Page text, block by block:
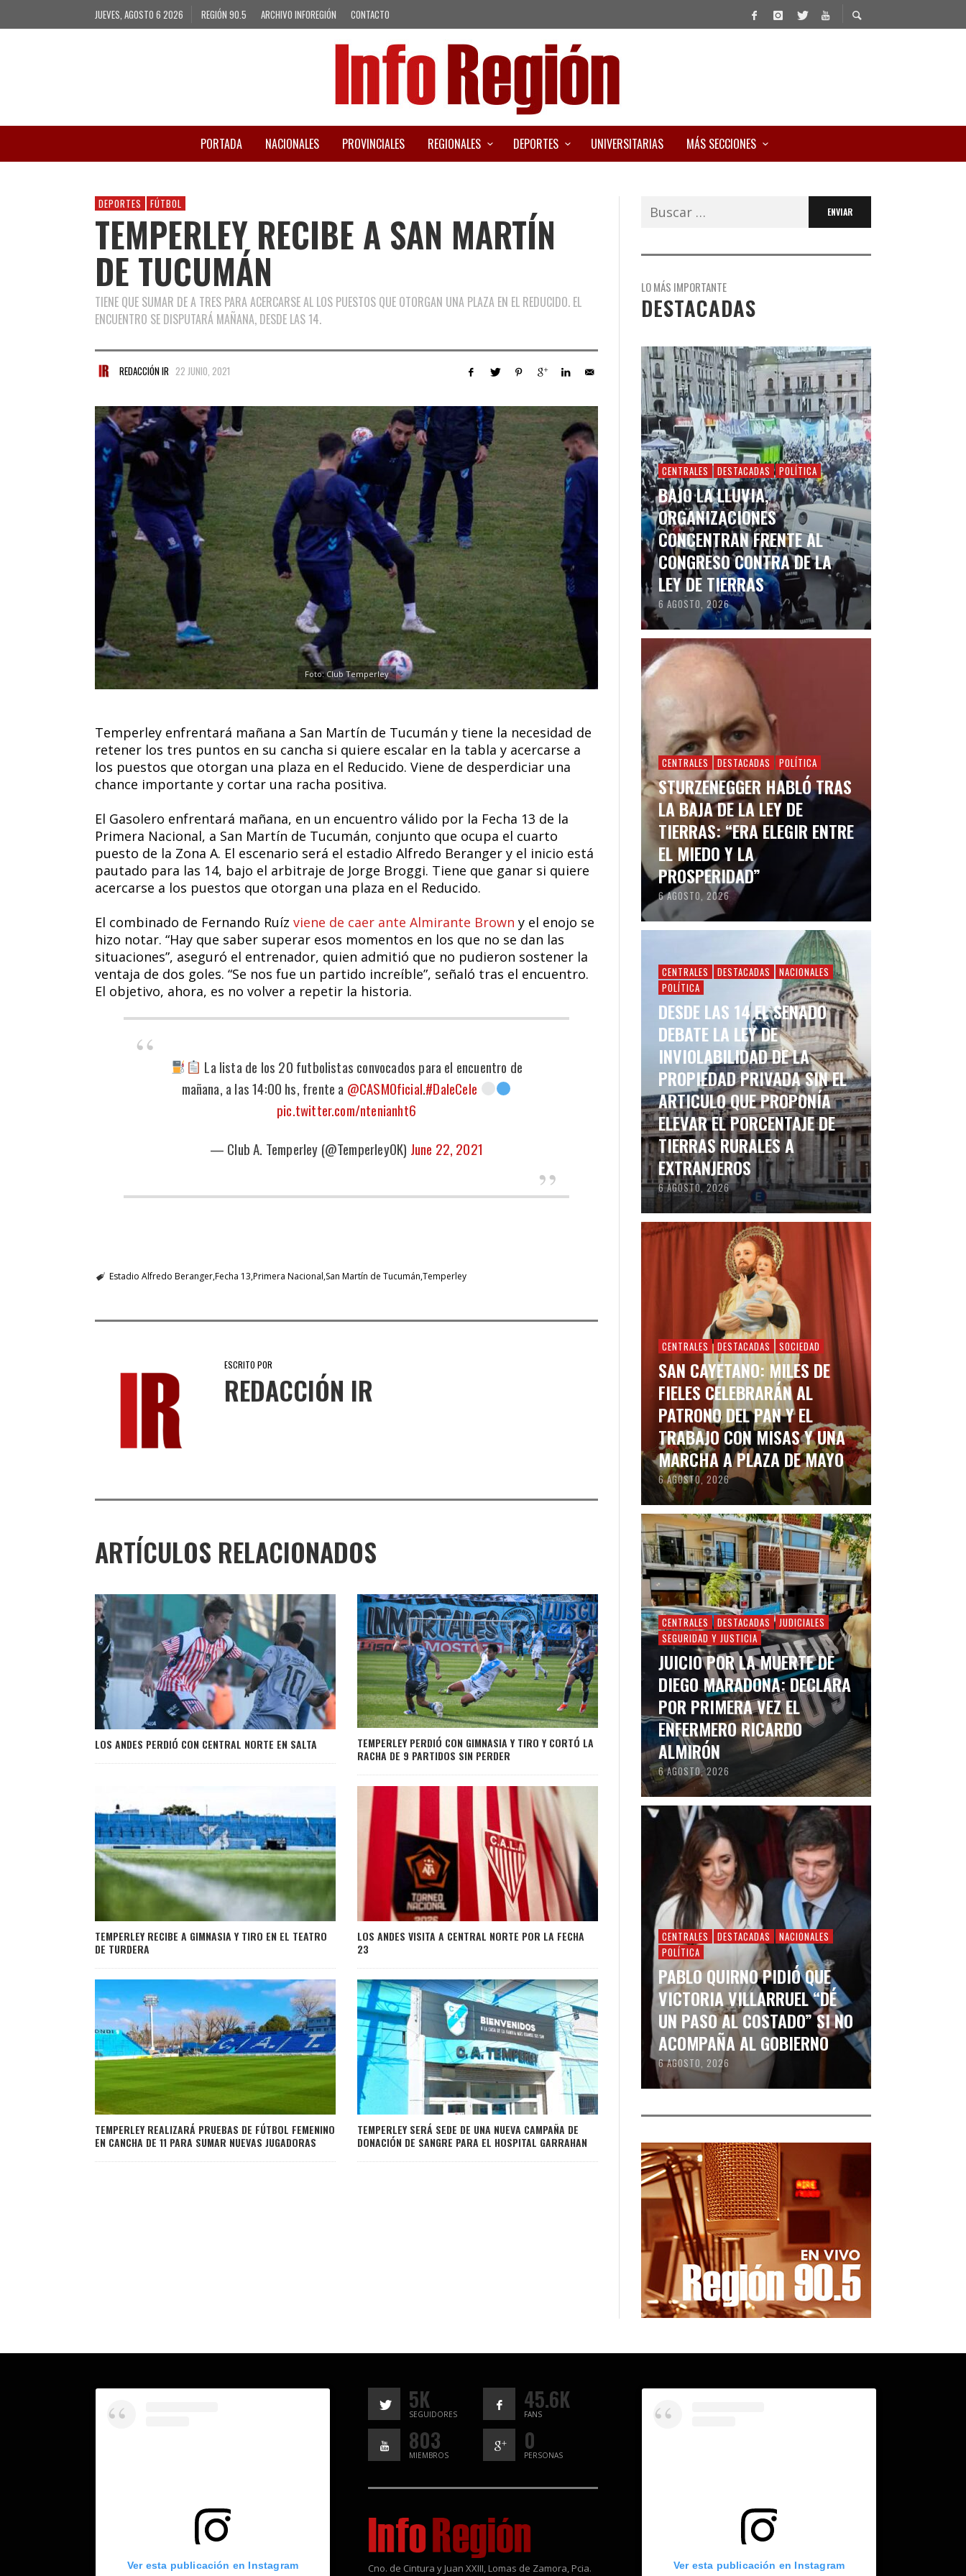
JUEVES, AGOSTO 6 2026 REGIÓN 90.5 ARCHIVO INFOREGIÓN CONTACTO
PORTADA NACIONALES PROVINCIALES REGIONALES DEPORTES UNIVERSITARIAS MÁS SECCIONES
DEPORTES FÚTBOL
TEMPERLEY RECIBE A SAN MARTÍN
DE TUCUMÁN
TIENE QUE SUMAR DE A TRES PARA ACERCARSE AL LOS PUESTOS QUE OTORGAN UNA PLAZA EN EL REDUCIDO. EL
ENCUENTRO SE DISPUTARÁ MAÑANA, DESDE LAS 14.
REDACCIÓN IR 22 JUNIO, 2021
Foto: Club Temperley
Temperley enfrentará mañana a San Martín de Tucumán y tiene la necesidad de
retener los tres puntos en su cancha si quiere escalar en la tabla y acercarse a
los puestos que otorgan una plaza en el Reducido. Viene de desperdiciar una
chance importante y cortar una racha positiva.
El Gasolero enfrentará mañana, en un encuentro válido por la Fecha 13 de la
Primera Nacional, a San Martín de Tucumán, conjunto que ocupa el cuarto
puesto de la Zona A. El escenario será el estadio Alfredo Beranger y el inicio está
pautado para las 14, bajo el arbitraje de Jorge Broggi. Tiene que ganar si quiere
acercarse a los puestos que otorgan una plaza en el Reducido.
El combinado de Fernando Ruíz viene de caer ante Almirante Brown y el enojo se
hizo notar. “Hay que saber superar esos momentos en los que no se dan las
situaciones”, aseguró el entrenador, quien admitió que no pudieron sostener la
ventaja de dos goles. “Se nos fue un partido increíble”, señaló tras el encuentro.
El objetivo, ahora, es no volver a repetir la historia.
La lista de los 20 futbolistas convocados para el encuentro de
mañana, a las 14:00 hs, frente a @CASMOficial.#DaleCele
pic.twitter.com/ntenianht6
— Club A. Temperley (@TemperleyOK) June 22, 2021
Estadio Alfredo BerangerFecha 13 Primera Nacional San Martín de Tucumán Temperley
ESCRITO POR
REDACCIÓN IR
ARTÍCULOS RELACIONADOS
LOS ANDES PERDIÓ CON CENTRAL NORTE EN SALTA
TEMPERLEY PERDIÓ CON GIMNASIA Y TIRO Y CORTÓ LA
RACHA DE 9 PARTIDOS SIN PERDER
TEMPERLEY RECIBE A GIMNASIA Y TIRO EN EL TEATRO
DE TURDERA
LOS ANDES VISITA A CENTRAL NORTE POR LA FECHA
23
TEMPERLEY REALIZARÁ PRUEBAS DE FÚTBOL FEMENINO
EN CANCHA DE 11 PARA SUMAR NUEVAS JUGADORAS
TEMPERLEY SERÁ SEDE DE UNA NUEVA CAMPAÑA DE
DONACIÓN DE SANGRE PARA EL HOSPITAL GARRAHAN
Buscar:
LO MÁS IMPORTANTE
DESTACADAS
CENTRALES DESTACADAS POLÍTICA
BAJO LA LLUVIA,
ORGANIZACIONES
CONCENTRAN FRENTE AL
CONGRESO CONTRA DE LA
LEY DE TIERRAS
6 AGOSTO, 2026
CENTRALES DESTACADAS POLÍTICA
STURZENEGGER HABLÓ TRAS
LA BAJA DE LA LEY DE
TIERRAS: “ERA ELEGIR ENTRE
EL MIEDO Y LA
PROSPERIDAD”
6 AGOSTO, 2026
CENTRALES DESTACADAS
NACIONALES
POLÍTICA
DESDE LAS 14 EL SENADO
DEBATE LA LEY DE
INVIOLABILIDAD DE LA
PROPIEDAD PRIVADA SIN EL
ARTICULO QUE PROPONÍA
ELEVAR EL PORCENTAJE DE
TIERRAS RURALES A
EXTRANJEROS
6 AGOSTO, 2026
CENTRALES DESTACADAS SOCIEDAD
SAN CAYETANO: MILES DE
FIELES CELEBRARÁN AL
PATRONO DEL PAN Y EL
TRABAJO CON MISAS Y UNA
MARCHA A PLAZA DE MAYO
6 AGOSTO, 2026
CENTRALES DESTACADAS
JUDICIALES
SEGURIDAD Y JUSTICIA
JUICIO POR LA MUERTE DE
DIEGO MARADONA: DECLARA
POR PRIMERA VEZ EL
ENFERMERO RICARDO
ALMIRÓN
6 AGOSTO, 2026
CENTRALES DESTACADAS
NACIONALES
POLÍTICA
PABLO QUIRNO PIDIÓ QUE
VICTORIA VILLARRUEL “DÉ
UN PASO AL COSTADO” SI NO
ACOMPAÑA AL GOBIERNO
6 AGOSTO, 2026
Ver esta publicación en Instagram
5K
SEGUIDORES
45.6K
FANS
803
MIEMBROS
0
PERSONAS
Cno. de Cintura y Juan XXIII, Lomas de Zamora, Pcia. Ver esta publicación en Instagram